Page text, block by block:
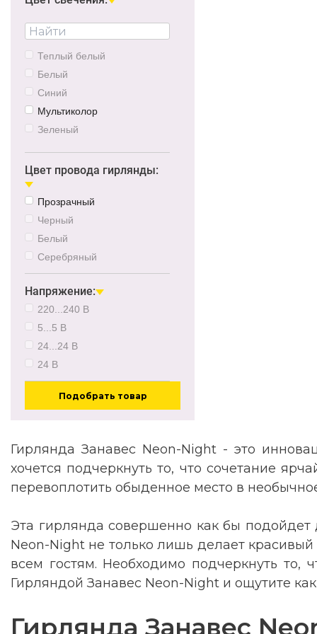
480
Теплый белый
Белый
Синий
Мультиколор
Зеленый
Розовый
Холодный белый
RGB
Цвет провода гирлянды:
Прозрачный
Черный
Белый
Серебряный
Напряжение:
220...240 В
5...5 В
24...24 В
24 В
Подобрать товар
Гирлянда Занавес Neon-Night - это
хочется подчеркнуть то, что сочетание
перевоплотить обыденное место в
Эта гирлянда совершенно как бы подойдет
Neon-Night не только лишь делает
всем гостям. Необходимо подчеркнуть то,
Гирляндой Занавес Neon-Night и ощутите
Гирлянда Занавес